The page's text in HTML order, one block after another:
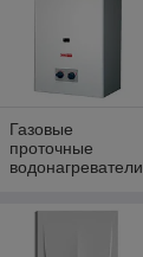
Газовые
проточные
водонагреватели